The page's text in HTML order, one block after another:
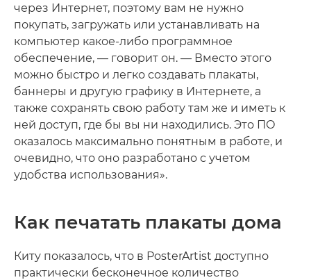
через Интернет, поэтому вам не нужно
покупать, загружать или устанавливать на
компьютер какое-либо программное
обеспечение, — говорит он. — Вместо этого
можно быстро и легко создавать плакаты,
баннеры и другую графику в Интернете, а
также сохранять свою работу там же и иметь к
ней доступ, где бы вы ни находились. Это ПО
оказалось максимально понятным в работе, и
очевидно, что оно разработано с учетом
удобства использования».
Как печатать плакаты дома
Киту показалось, что в PosterArtist доступно
практически бесконечное количество